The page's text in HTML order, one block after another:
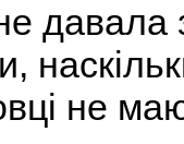
давала
не